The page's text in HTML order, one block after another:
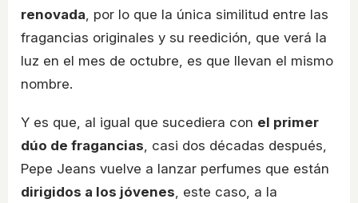
renovada, por lo que la única similitud entre las
fragancias originales y su reedición, que verá la
luz en el mes de octubre, es que llevan el mismo
nombre.
Y es que, al igual que sucediera con el primer
dúo de fragancias, casi dos décadas después,
Pepe Jeans vuelve a lanzar perfumes que están
dirigidos a los jóvenes, este caso, a la